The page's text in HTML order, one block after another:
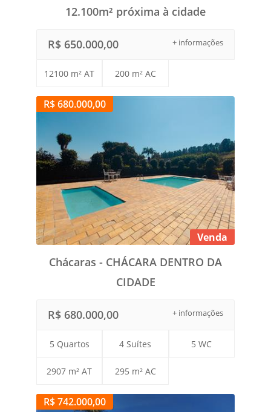
12.100m² próxima à cidade
+ informações
R$ 650.000,00
12100 m² AT 200 m² AC
R$ 680.000,00
Venda
Chácaras - CHÁCARA DENTRO DA
CIDADE
+ informações
R$ 680.000,00
5 Quartos 4 Suítes 5 WC
2907 m² AT 295 m² AC
R$ 742.000,00